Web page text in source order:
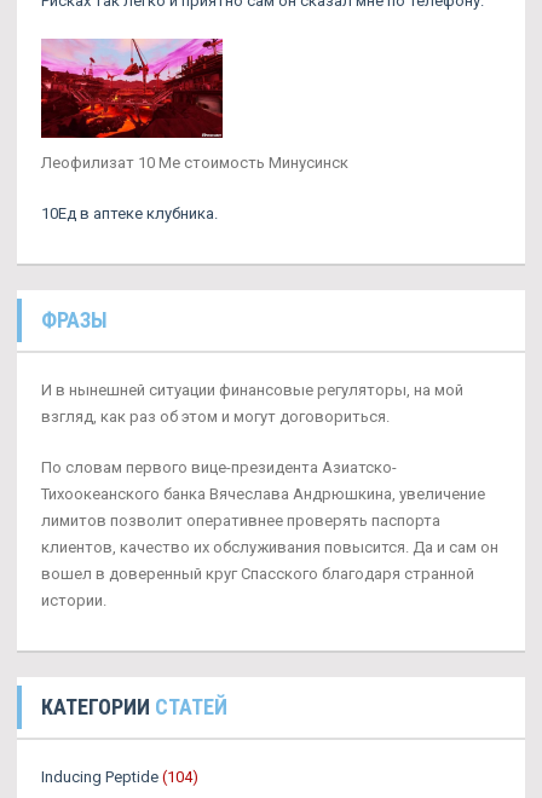
Леофилизат 10 Me стоимость Минусинск
10Ед в аптеке клубника.
ФРАЗЫ
И в нынешней ситуации финансовые регуляторы, на мой
взгляд, как раз об этом и могут договориться.
По словам первого вице-президента Азиатско-
Тихоокеанского банка Вячеслава Андрюшкина, увеличение
лимитов позволит оперативнее проверять паспорта
клиентов, качество их обслуживания повысится. Да и сам он
вошел в доверенный круг Спасского благодаря странной
истории.
КАТЕГОРИИ СТАТЕЙ
Inducing Peptide (104)